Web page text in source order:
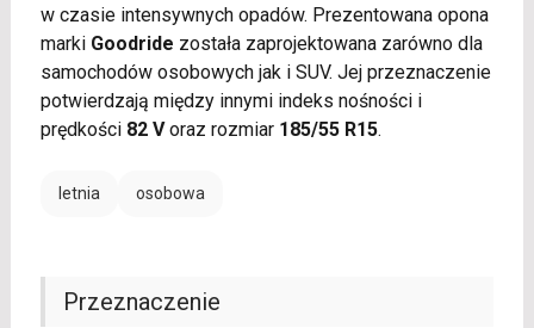
w czasie intensywnych opadów. Prezentowana opona
marki Goodride została zaprojektowana zarówno dla
samochodów osobowych jak i SUV. Jej przeznaczenie
potwierdzają między innymi indeks nośności i
prędkości 82 Voraz rozmiar 185/55 R15.
letnia osobowa
Przeznaczenie